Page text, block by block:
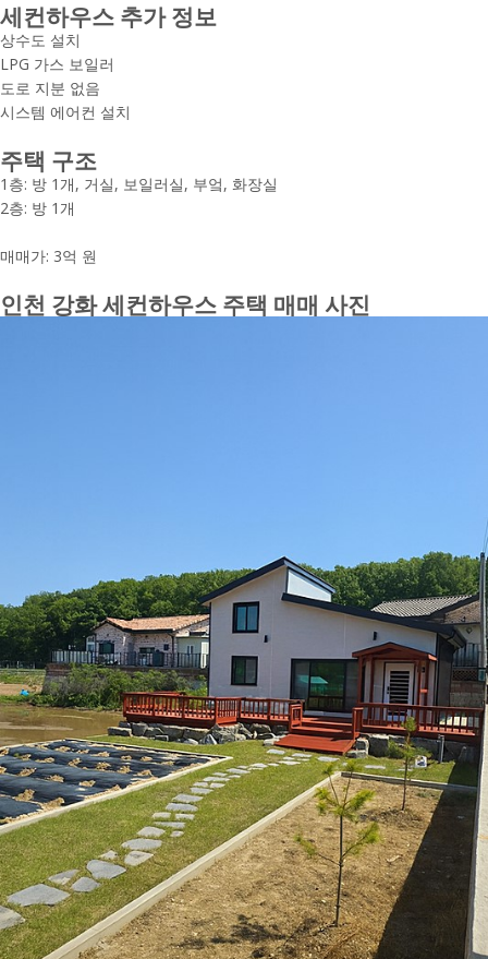
세컨하우스 추가 정보
상수도 설치
LPG 가스 보일러
도로 지분 없음
시스템 에어컨 설치
주택 구조
1층: 방 1개, 거실, 보일러실, 부엌, 화장실
2층: 방 1개
매매가: 3억 원
인천 강화 세컨하우스 주택 매매 사진